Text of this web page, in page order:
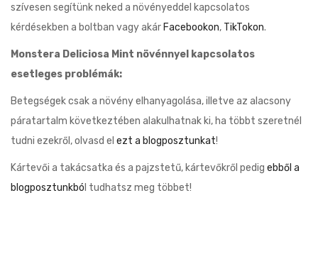
szívesen segítünk neked a növényeddel kapcsolatos
kérdésekben a boltban vagy akár Facebookon, TikTokon.
Monstera Deliciosa Mint növénnyel kapcsolatos
esetleges problémák:
Betegségek csak a növény elhanyagolása, illetve az alacsony
páratartalm következtében alakulhatnak ki, ha többt szeretnél
tudni ezekről, olvasd el ezt a blogposztunkat!
Kártevői a takácsatka és a pajzstetű, kártevőkről pedig ebből a
blogposztunkbó l tudhatsz meg többet!